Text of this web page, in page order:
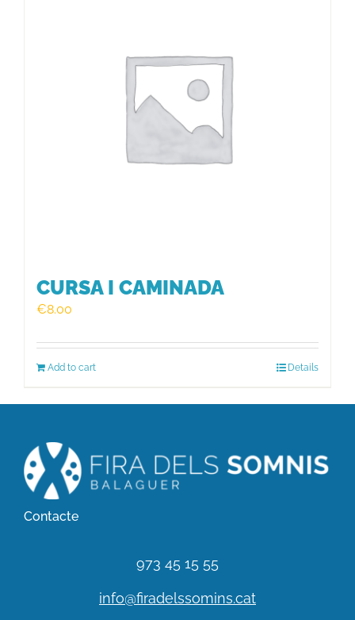
FER UN DONATIU!
INSCRIPCIÓ CURSA / CAMINADA
CURSA I CAMINADA
€8.00
Add to cart Details
Contacte
973 45 15 55
info@firadelssomins.cat